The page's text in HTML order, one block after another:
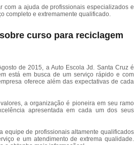
com a ajuda de profissionais especializados e
completo e extremamente qualificado.
curso para reciclagem
de 2015, a Auto Escola Jd. Santa Cruz é
está em busca de um serviço rápido e com
oferece além das expectativas de cada
a organização é pioneira em seu ramo
apresentada em cada um dos seus
equipe de profissionais altamente qualificados
e um atendimento de extrema qualidade.